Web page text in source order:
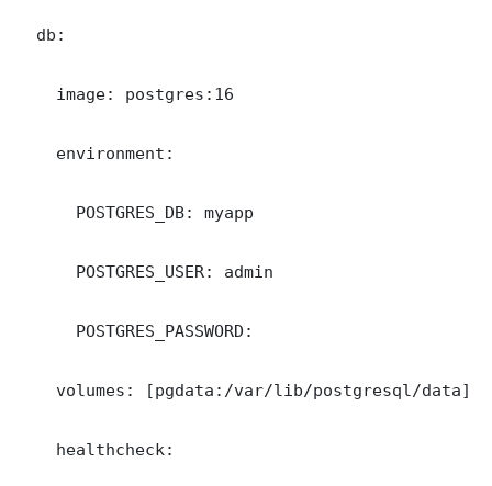
  db:
    image: postgres:16
    environment:
      POSTGRES_DB: myapp
      POSTGRES_USER: admin
      POSTGRES_PASSWORD:
    volumes: [pgdata:/var/lib/postgresql/data]
    healthcheck: